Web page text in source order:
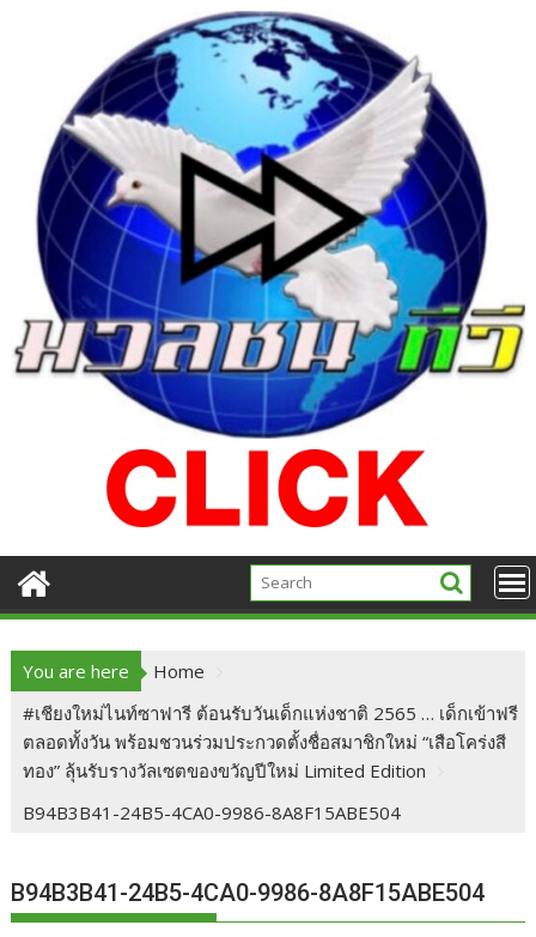
You are here
Home
#เชียงใหม่ไนท์ซาฟารี ต้อนรับวันเด็กแห่งชาติ 2565 … เด็กเข้าฟรี
ตลอดทั้งวัน พร้อมชวนร่วมประกวดตั้งชื่อสมาชิกใหม่ “เสือโคร่งสี
ทอง” ลุ้นรับรางวัลเซตของขวัญปีใหม่ Limited Edition
B94B3B41-24B5-4CA0-9986-8A8F15ABE504
B94B3B41-24B5-4CA0-9986-8A8F15ABE504